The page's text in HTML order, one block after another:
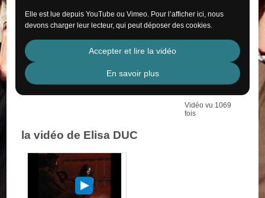
Elle est lue depuis YouTube ou Vimeo. Pour l’afficher ici, nous
devons charger leur lecteur, qui peut déposer des cookies.
Accepter et lire la vidéo
En savoir plus
Vidéo vu 1069
fois
la vidéo de Elisa DUC